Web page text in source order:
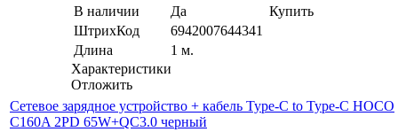
В наличии
Да
ШтрихКод
6942007644341
Длина
1 м.
Характеристики
Отложить
Купить
Сетевое зарядное устройство + кабель Type-C to Type-C HOCO
C160A 2PD 65W+QC3.0 черный